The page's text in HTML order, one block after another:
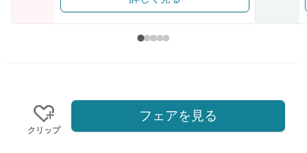
クリップ
フェアを見る